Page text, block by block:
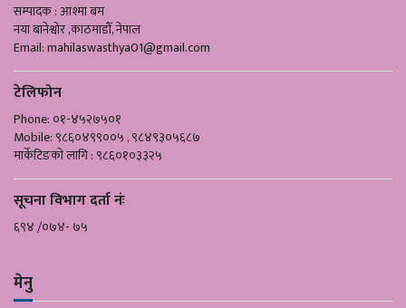
सम्पादक : आश्मा बम
नया बानेश्वोर ,काठमाडौँ, नेपाल
Email:mahilaswasthya01@gmail.com
टेलिफोन
Phone: ०१-४५२७५०१
Mobile: ९८६०४९९००५ , ९८४९३०५६८७
मार्केटिङको लागि : ९८६०१०३३२५
सूचना विभाग दर्ता नंः
६९४ /०७४- ७५
मेनु